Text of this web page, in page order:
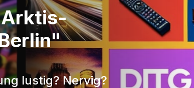
Arktis-
lustig? Nervig?